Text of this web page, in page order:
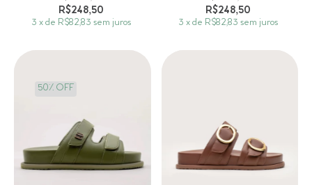
R$248,50
3 x de R$82,83 sem juros
R$248,50
3 xde R$82,83 sem juros
50% OFF